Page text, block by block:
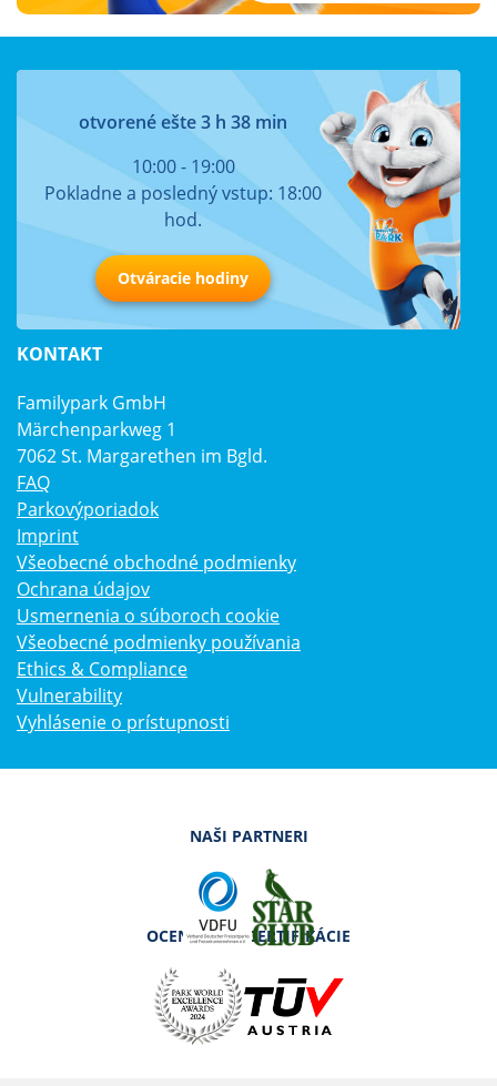
otvorené ešte 3 h 38 min
10:00 - 19:00
Pokladne a posledný vstup: 18:00
hod.
Otváracie hodiny
KONTAKT
Familypark GmbH
Märchenparkweg 1
7062 St. Margarethen im Bgld.
FAQ
Parkovýporiadok
Imprint
Všeobecné obchodné podmienky
Ochrana údajov
Usmernenia o súboroch cookie
Všeobecné podmienky používania
Ethics & Compliance
Vulnerability
Vyhlásenie o prístupnosti
NAŠI PARTNERI
OCENENIA A CERTIFIKÁCIE